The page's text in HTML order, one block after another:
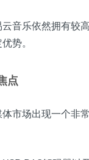
音乐依然拥有较
势。
点
市场出现一个非